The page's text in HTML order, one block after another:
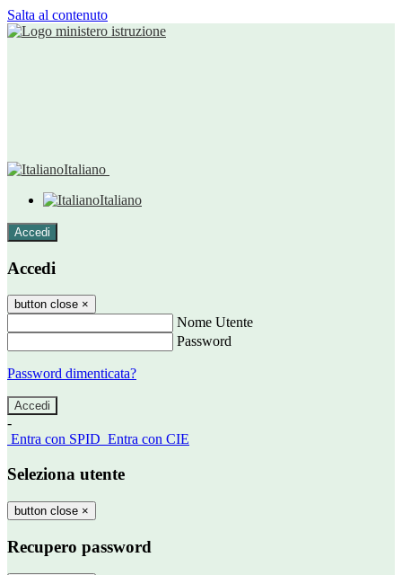
Salta al contenuto
Italiano
Italiano
Accedi
Accedi
button close ×
Nome Utente
Password
Password dimenticata?
-
Entra con SPID Entra con CIE
Seleziona utente
button close ×
Recupero password